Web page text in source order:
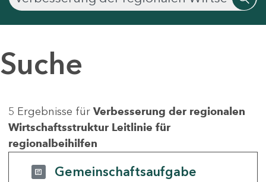
Suche
5 Ergebnisse für Verbesserung der regionalen
Wirtschaftsstruktur Leitlinie für
regionalbeihilfen
Gemeinschaftsaufgabe